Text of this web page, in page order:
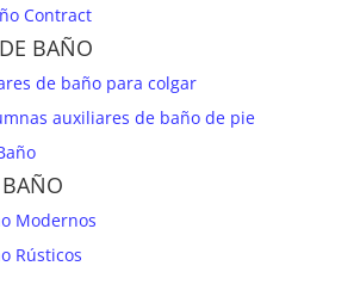
Contract
BAÑO
de baño para colgar
auxiliares de baño de pie
BAÑO
Modernos
Rústicos